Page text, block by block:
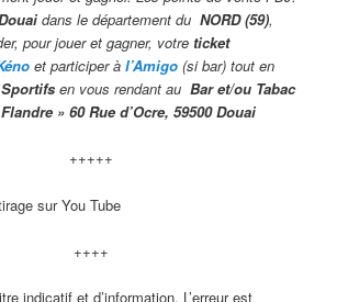
dans le département duNORD (59),
pour jouer et gagner, votre ticket
et participer àl’Amigo (si bar) tout en
en vous rendant au Bar et/ou Tabac
» 60 Rue d’Ocre, 59500 Douai
+++++
sur You Tube
++++
indicatif et d’information. L’erreur est